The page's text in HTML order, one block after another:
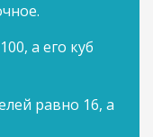
а его куб
равно 16, а